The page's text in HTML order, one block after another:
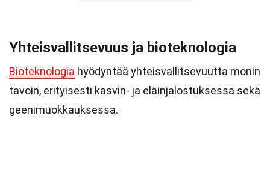
Yhteisvallitsevuus ja bioteknologia
Bioteknologia hyödyntää yhteisvallitsevuutta monin
tavoin, erityisesti kasvin- ja eläinjalostuksessa sekä
geenimuokkauksessa.